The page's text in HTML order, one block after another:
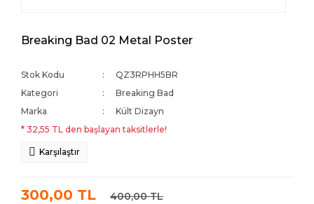
Breaking Bad 02 Metal Poster
Stok Kodu
QZ3RPHH5BR
Kategori
Breaking Bad
Marka
Kült Dizayn
* 32,55 TL den başlayan taksitlerle!
Karşılaştır
300,00 TL 400,00 TL